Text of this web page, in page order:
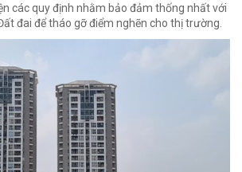
các quy định nhằm bảo đảm thống nhất với
đai để tháo gỡ điểm nghẽn cho thị trường.